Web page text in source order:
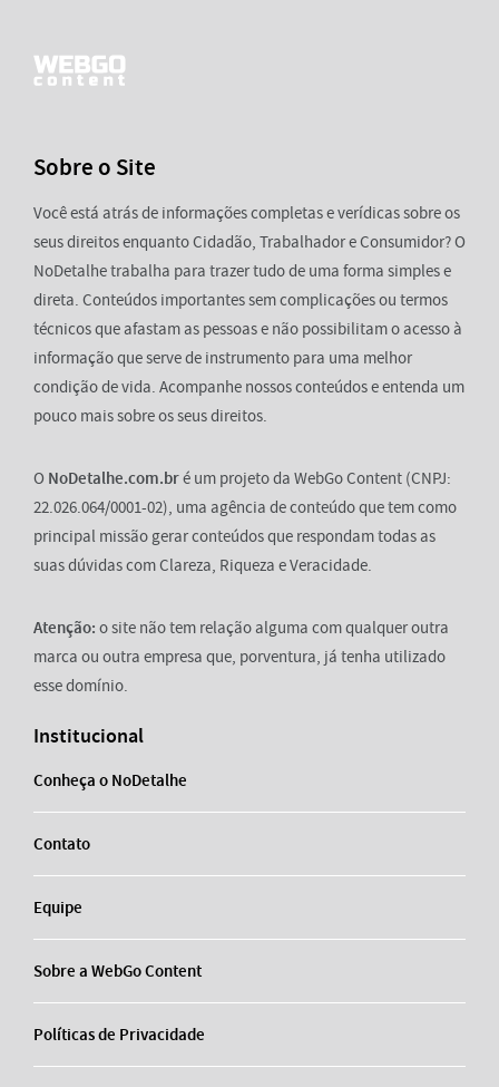
Sobre o Site
Você está atrás de informações completas e verídicas sobre os
seus direitos enquanto Cidadão, Trabalhador e Consumidor? O
NoDetalhe trabalha para trazer tudo de uma forma simples e
direta. Conteúdos importantes sem complicações ou termos
técnicos que afastam as pessoas e não possibilitam o acesso à
informação que serve de instrumento para uma melhor
condição de vida. Acompanhe nossos conteúdos e entenda um
pouco mais sobre os seus direitos.
O NoDetalhe.com.bré um projeto da WebGo Content (CNPJ:
22.026.064/0001-02), uma agência de conteúdo que tem como
principal missão gerar conteúdos que respondam todas as
suas dúvidas com Clareza, Riqueza e Veracidade.
Atenção: o site não tem relação alguma com qualquer outra
marca ou outra empresa que, porventura, já tenha utilizado
esse domínio.
Institucional
Conheça o NoDetalhe
Contato
Equipe
Sobre a WebGo Content
Políticas de Privacidade